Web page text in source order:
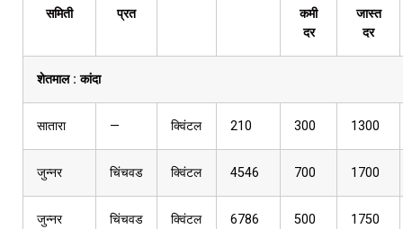
समिती
प्रत
कमी
दर
जास्त
दर
शेतमाल :कांदा
सातारा — क्विंटल 210 300 1300
जुन्नर चिंचवड क्विंटल 4546 700 1700
जुन्नर
चिंचवड क्विंटल 6786 500 1750